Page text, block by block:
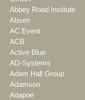
Abbey Road Institute
Absen
AC Event
ACB
Active Blue
AD-Systems
Adam Hall Group
Adamson
Adapoe